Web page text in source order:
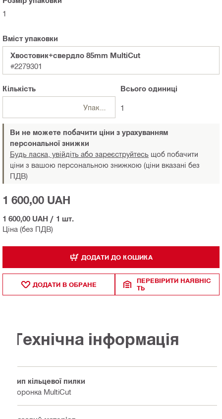
1
Вміст упаковки
Хвостовик+свердло 85mm MultiCut
#2279301
Кількість
Упаковки
Всьогоодиниці
1
Ви не можете побачити ціни з урахуванням
персональної знижки
Будь ласка, увійдіть або зареєструйтесь щоб побачити
ціни з вашою персональною знижкою (ціни вказані без
ПДВ)
Ціна (без ПДВ)
1 600,00 UAH
1 600,00 UAH / 1 шт.
ДОДАТИ ДО КОШИКА
ДОДАТИ В ОБРАНЕ
ПЕРЕВІРИТИ НАЯВНІС
ТЬ
Технічна інформація
Тип кільцевої пилки
Коронка MultiCut